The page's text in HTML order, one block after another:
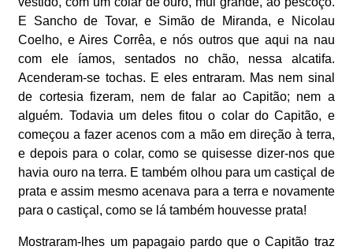
E Sancho de Tovar, e Simão de Miranda, e Nicolau
Coelho, e Aires Corrêa, e nós outros que aqui na nau
com ele íamos, sentados no chão, nessa alcatifa.
Acenderam-se tochas. E eles entraram. Mas nem sinal
de cortesia fizeram, nem de falar ao Capitão; nem a
alguém. Todavia um deles fitou o colar do Capitão, e
começou a fazer acenos com a mão em direção à terra,
e depois para o colar, como se quisesse dizer-nos que
havia ouro na terra. E também olhou para um castiçal de
prata e assim mesmo acenava para a terra e novamente
para o castiçal, como se lá também houvesse prata!
Mostraram-lhes um papagaio pardo que o Capitão traz